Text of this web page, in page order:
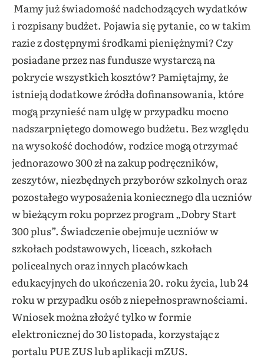
Mamy już świadomość nadchodzących wydatków
i rozpisany budżet. Pojawia się pytanie, co w takim
raziez dostępnymi środkami pieniężnymi? Czy
posiadane przez nas fundusze wystarczą na
pokrycie wszystkich kosztów? Pamiętajmy, że
istnieją dodatkowe źródła dofinansowania, które
mogą przynieść nam ulgę w przypadku mocno
nadszarpniętego domowego budżetu. Bez względu
na wysokość dochodów, rodzice mogą otrzymać
jednorazowo 300 zł na zakup podręczników,
zeszytów, niezbędnych przyborów szkolnych oraz
pozostałego wyposażenia koniecznego dla uczniów
w bieżącym roku poprzez program „Dobry Start
300 plus”. Świadczenie obejmuje uczniów w
szkołach podstawowych, liceach, szkołach
policealnych oraz innych placówkach
edukacyjnych do ukończenia 20. roku życia, lub 24
roku w przypadku osób z niepełnosprawnościami.
Wniosek można złożyć tylko w formie
elektronicznej do 30 listopada, korzystając z
portalu PUE ZUS lub aplikacji mZUS.